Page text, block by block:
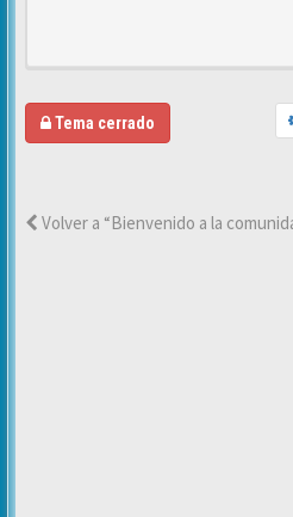
Tema cerrado
Volver a “Bienvenido a la